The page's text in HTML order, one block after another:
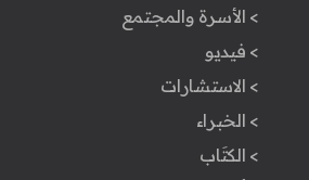
> الأسرة والمجتمع
> فيديو
> الاستشارات
> الخبراء
> الكتَاب